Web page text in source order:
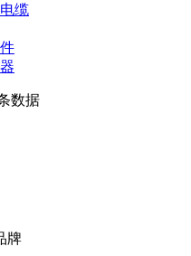
缆
数据
牌